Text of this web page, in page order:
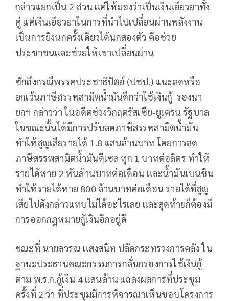
กล่าวแยกเป็น 2 ส่วน แต่ให้มองว่าเป็นเงินเยียวยาทั้ง
คู่ แต่เงินเยียวยาในการที่นำไปเปลี่ยนผ่านพลังงาน
เป็นการยิงนกครั้งเดียวได้นกสองตัว คือช่วย
ประชาชนและช่วยให้เขาเปลี่ยนผ่าน
ซักถึงกรณีพรรคประชาธิปัตย์ (ปชป.) แนะลดหรือ
ยกเว้นภาษีสรรพสามิตน้ำมันดีกว่าใช้เงินกู้ รองนา
ยกฯ กล่าวว่า ในอดีตช่วงวิกฤตรัสเซีย-ยูเครน รัฐบาล
ในขณะนั้นได้มีการปรับลดภาษีสรรพสามิตน้ำมัน
ทำให้สูญเสียรายได้ 1.8 แสนล้านบาท โดยการลด
ภาษีสรรพสามิตน้ำมันดีเซล ทุก 1 บาทต่อลิตร ทำให้
รายได้หาย 2 พันล้านบาทต่อเดือน และน้ำมันเบนซิน
ทำให้รายได้หาย 800 ล้านบาทต่อเดือน รายได้ที่สูญ
เสียไปดังกล่าวแทบไม่ได้อะไรเลย และสุดท้ายก็ต้องมี
การออกกฎหมายกู้เงินอีกอยู่ดี
ขณะที่ นายลวรณ แสงสนิท ปลัดกระทรวงการคลัง ใน
ฐานะประธานคณะกรรมการกลั่นกรองการใช้เงินกู้
ตาม พ.ร.ก.กู้เงิน 4 แสนล้าน แถลงผลการที่ประชุม
ครั้งที่ 2 ว่า ที่ประชุมมีการพิจารณาเห็นชอบโครงการ